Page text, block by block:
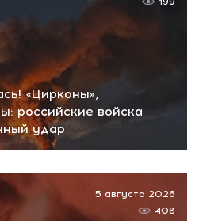
«Цирконы»,
российские войска
удар
5 августа 2026
408